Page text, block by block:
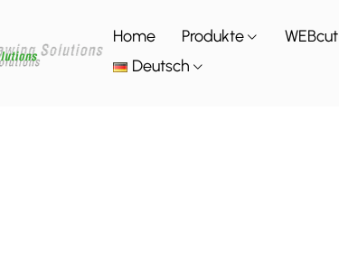
Home Produkte WEBcut
Deutsch